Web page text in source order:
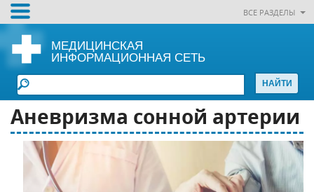
ВСЕ РАЗДЕЛЫ
МЕДИЦИНСКАЯ
ИНФОРМАЦИОННАЯ СЕТЬ
Аневризма сонной артерии